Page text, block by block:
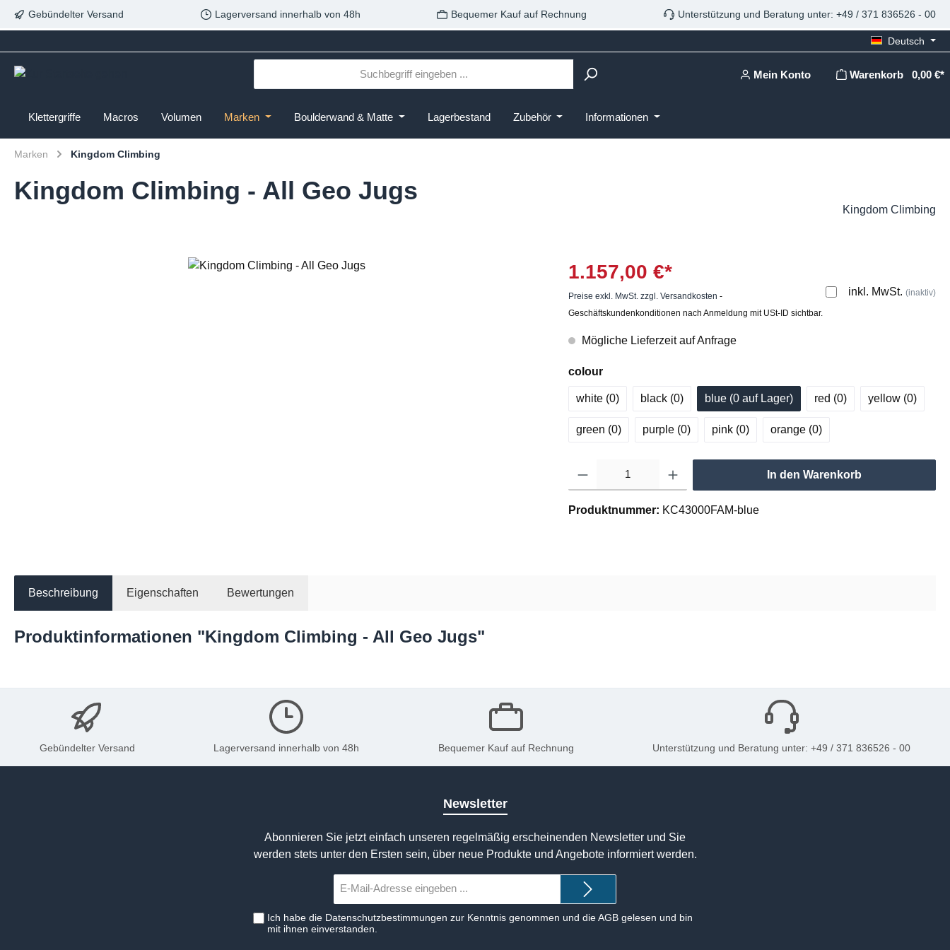
Gebündelter Versand Lagerversand innerhalb von 48h Bequemer Kauf auf Rechnung Unterstützung und Beratung unter: +49 / 371 836526 - 00
Deutsch
Mein Konto Warenkorb 0,00 €*
Klettergriffe Macros Volumen Marken Boulderwand & Matte Lagerbestand Zubehör Informationen
Marken Kingdom Climbing
Kingdom Climbing - All Geo Jugs
Kingdom Climbing
1.157,00 €*
inkl. MwSt. (inaktiv)
Preise exkl. MwSt. zzgl. Versandkosten -
Geschäftskundenkonditionen nach Anmeldung mit USt-ID sichtbar.
Mögliche Lieferzeit auf Anfrage
colour
white (0) black (0) blue (0 auf Lager) red (0) yellow (0)
green (0) purple (0) pink (0) orange (0)
In den Warenkorb
Produktnummer: KC43000FAM-blue
Beschreibung Eigenschaften Bewertungen
Produktinformationen "Kingdom Climbing - All Geo Jugs"
Gebündelter Versand Lagerversand innerhalb von 48h Bequemer Kauf auf Rechnung Unterstützung und Beratung unter: +49 / 371 836526 - 00
Newsletter
Abonnieren Sie jetzt einfach unseren regelmäßig erscheinenden Newsletter und Sie
werden stets unter den Ersten sein, über neue Produkte und Angebote informiert werden.
Mail-
Adresse*
Ich habe die Datenschutzbestimmungen zur Kenntnis genommen und dieAGB gelesen und bin
mit ihnen einverstanden.